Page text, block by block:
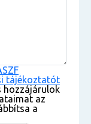
tájékoztatót
hozzájárulok
az
a